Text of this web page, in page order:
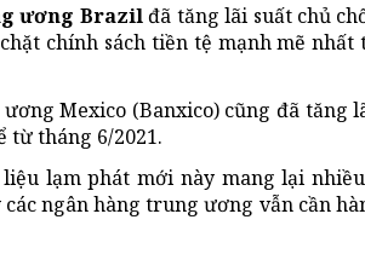
ương Brazilđã tăng lãi suất chủ
chính sách tiền tệ mạnh mẽ
Mexico (Banxico) cũng đã tăng
từ tháng 6/2021.
lạm phát mới này mang lại
ngân hàng trung ương vẫn cần